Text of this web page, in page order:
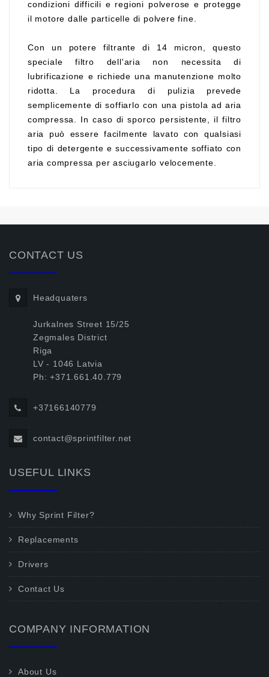
condizioni difficili e regioni polverose e protegge
il motore dalle particelle di polvere fine.
Con un potere filtrante di 14 micron, questo
speciale filtro dell'aria non necessita di
lubrificazione e richiede una manutenzione molto
ridotta. La procedura di pulizia prevede
semplicemente di soffiarlo con una pistola ad aria
compressa. In caso di sporco persistente, il filtro
aria può essere facilmente lavato con qualsiasi
tipo di detergente e successivamente soffiato con
aria compressa per asciugarlo velocemente.
CONTACT US
Headquaters
Jurkalnes Street 15/25
Zegmales District
Riga
LV - 1046 Latvia
Ph: +371.661.40.779
+37166140779
contact@sprintfilter.net
USEFUL LINKS
Why Sprint Filter?
Replacements
Drivers
Contact Us
COMPANY INFORMATION
About Us